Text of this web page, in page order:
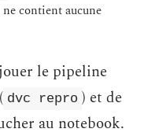
contient aucune
le pipeline
dvc repro ) et de
au notebook.